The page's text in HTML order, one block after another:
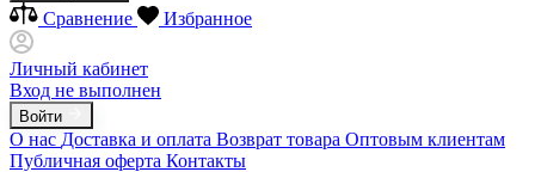
Сравнение Избранное
Личный кабинет
Вход не выполнен
Войти
О нас Доставка и оплата Возврат товара Оптовым клиентам
Публичная оферта Контакты